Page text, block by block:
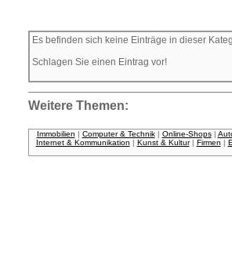
Es befinden sich keine Einträge in dieser
Schlagen Sie einen Eintrag vor!
Weitere Themen:
Immobilien | Computer & Technik| Online-Shops|
Internet & Kommunikation | Kunst & Kultur| Firmen |